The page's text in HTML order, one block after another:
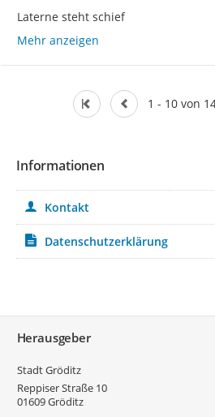
Laterne steht schief
Mehr anzeigen
1 - 10 von
Informationen
Kontakt
Datenschutzerklärung
Herausgeber
Stadt Gröditz
Reppiser Straße 10
01609Gröditz